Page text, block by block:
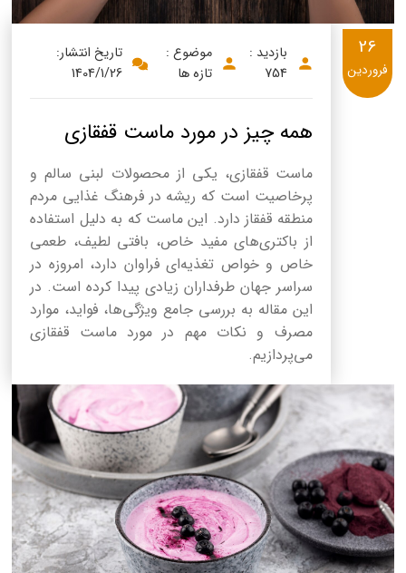
بازدید :
754
موضوع :
تازه ها
تاریخ انتشار:
1404/1/26
همه چیز در مورد ماست قفقازی
ماست قفقازی، یکی از محصولات لبنی سالم و
پرخاصیت است که ریشه در فرهنگ غذایی مردم
منطقه قفقاز دارد. این ماست که به دلیل استفاده
از باکتری‌های مفید خاص، بافتی لطیف، طعمی
خاص و خواص تغذیه‌ای فراوان دارد، امروزه در
سراسر جهان طرفداران زیادی پیدا کرده است. در
این مقاله به بررسی جامع ویژگی‌ها، فواید، موارد
مصرف و نکات مهم در مورد ماست قفقازی
می‌پردازیم.
26
فروردین